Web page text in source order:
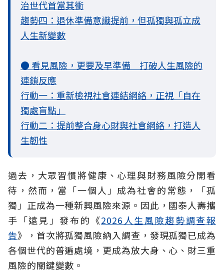
治世代首當其衝
趨勢四：退休準備意識提前，但孤獨與孤立成
人生新變數
● 看見風險，更要及早準備 打破人生風險的
連鎖反應
行動一：重新檢視社會連結網絡，正視「自在
獨處盲點」
行動二：提前整合身心財與社會網絡，打造人
生韌性
過去，大眾習慣將健康、心理與財務風險分開看
待，然而，當「一個人」成為社會的常態，「孤
獨」正成為一種新興風險來源。因此，國泰人壽攜
手「遠見」發布的《2026人生風險趨勢調查報
告》，首次將孤獨風險納入調查，發現孤獨已成為
各個世代的普遍處境，更成為放大身、心、財三重
風險的關鍵變數。